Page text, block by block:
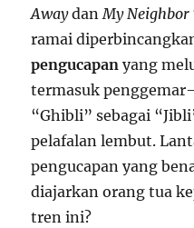
AwaydanMy Neighbor
ramai
pengucapan yang
termasuk
“Ghibli” sebagai
pelafalan lembut.
pengucapan yang
diajarkan orang tua
tren ini?